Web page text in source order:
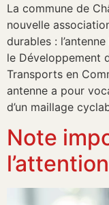
La commune de
nouvelle
durables :
le Développement
Transports en
antenne a pour
d’un maillage
Note